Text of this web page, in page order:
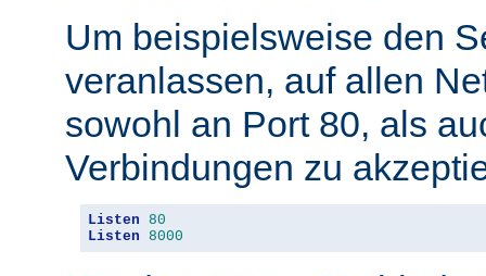
Um beispielsweise den
veranlassen, auf allen
sowohl an Port 80, als
Verbindungen zu
Listen 80
Listen 8000